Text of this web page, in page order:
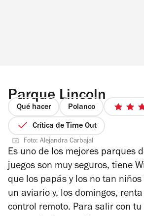
Parque Lincoln
Qué hacer Polanco
4
Crítica de Time Out
Foto: Alejandra Carbajal
Es uno de los mejores parques
juegos son muy seguros, tiene
que los papás y los no tan
un aviario y, los domingos,
control remoto. Para salir con tu